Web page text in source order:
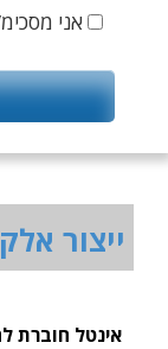
אני
ייצור
אינטל חוברת